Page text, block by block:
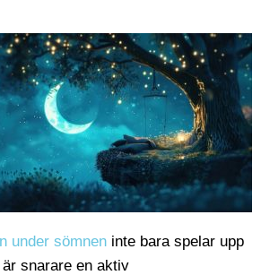
under sömnen inte bara spelar upp
snarare en aktiv